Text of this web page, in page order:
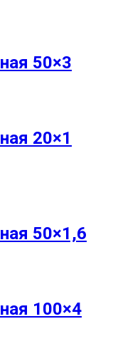
50×3
20×1
50×1,6
100×4